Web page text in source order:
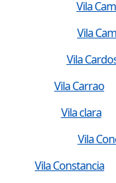
Vila
Vila
Vila
Vila Carrao
Vila clara
Vila
Vila Constancia